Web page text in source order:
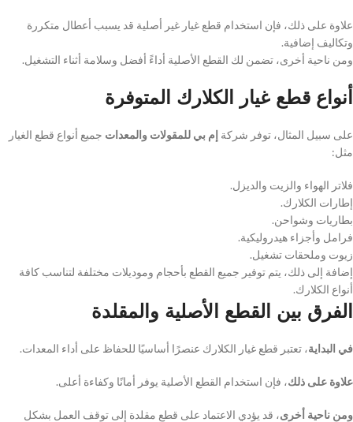
علاوة على ذلك، فإن استخدام قطع غيار غير أصلية قد يسبب أعطال متكررة
وتكاليف إضافية.
ومن ناحية أخرى، تضمن لك القطع الأصلية أداءً أفضل وسلامة أثناء التشغيل.
أنواع قطع غيار الكلارك المتوفرة
على سبيل المثال، توفر شركة إم بي للمقولات والمعدات جميع أنواع قطع الغيار
مثل:
فلاتر الهواء والزيت والديزل.
إطارات الكلارك.
بطاريات وشواحن.
فرامل وأجزاء هيدروليكية.
زيوت وملحقات تشغيل.
إضافة إلى ذلك، يتم توفير جميع القطع بأحجام وموديلات مختلفة لتناسب كافة
أنواع الكلارك.
الفرق بين القطع الأصلية والمقلدة
في البداية، تعتبر قطع غيار الكلارك عنصرًا أساسيًا للحفاظ على أداء المعدات.
علاوة على ذلك، فإن استخدام القطع الأصلية يوفر أمانًا وكفاءة أعلى.
ومن ناحية أخرى، قد يؤدي الاعتماد على قطع مقلدة إلى توقف العمل بشكل